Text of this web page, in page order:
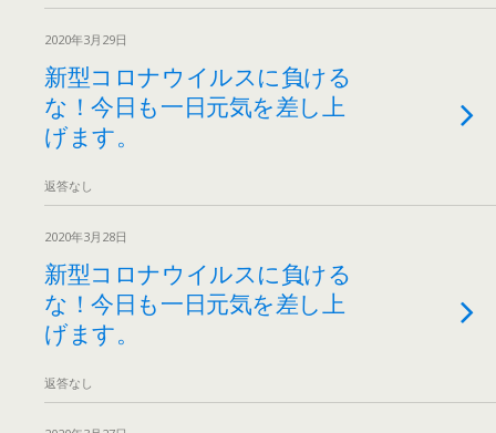
2020年3月29日
新型コロナウイルスに負ける
な！今日も一日元気を差し上
げます。
返答なし
2020年3月28日
新型コロナウイルスに負ける
な！今日も一日元気を差し上
げます。
返答なし